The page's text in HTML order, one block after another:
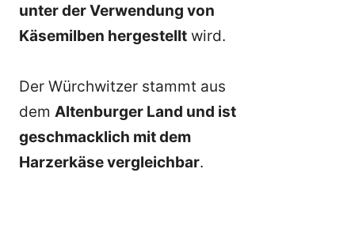
unter der Verwendung von
Käsemilben hergestellt wird.
Der Würchwitzer stammt aus
dem Altenburger Land und ist
geschmacklich mit dem
Harzerkäse vergleichbar.